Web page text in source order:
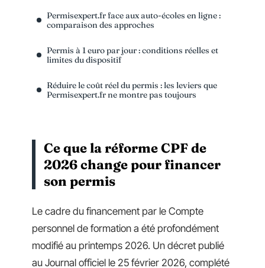
Permisexpert.fr face aux auto-écoles en ligne :
comparaison des approches
Permis à 1 euro par jour : conditions réelles et
limites du dispositif
Réduire le coût réel du permis : les leviers que
Permisexpert.fr ne montre pas toujours
Ce que la réforme CPF de
2026 change pour financer
son permis
Le cadre du financement par le Compte
personnel de formation a été profondément
modifié au printemps 2026. Un décret publié
au Journal officiel le 25 février 2026, complété